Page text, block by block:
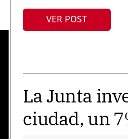
VER POST
La Junta
ciudad, un